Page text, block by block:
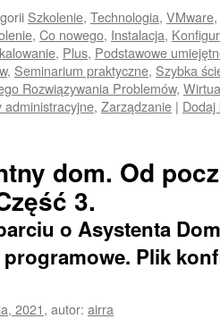
Szkolenie, Technologia, VMware,
, Co nowego, Instalacja,
, Plus, Podstawowe
, Seminarium praktyczne, Szybka
Rozwiązywania Problemów,
administracyjne, Zarządzanie |
dom. Od
3.
o Asystenta
Plik
2021, autor: airra